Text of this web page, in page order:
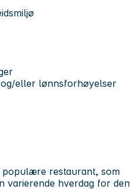
eller lønnsforhøyelser
populære restaurant, som
varierende hverdag for den